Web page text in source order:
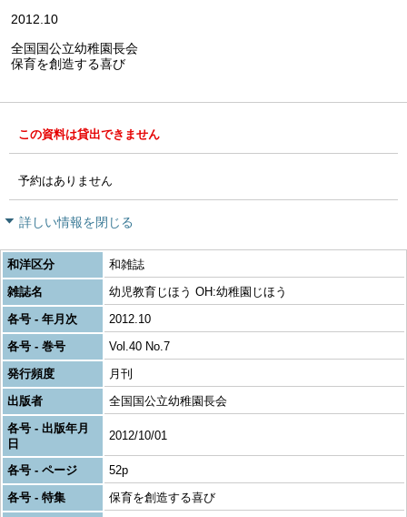
2012.10
全国国公立幼稚園長会
保育を創造する喜び
この資料は貸出できません
予約はありません
詳しい情報を閉じる
和洋区分
和雑誌
雑誌名
幼児教育じほう OH:幼稚園じほう
各号 - 年月次
2012.10
各号 - 巻号
Vol.40 No.7
発行頻度
月刊
出版者
全国国公立幼稚園長会
各号 - 出版年月
日
2012/10/01
各号 - ページ
52p
各号 - 特集
保育を創造する喜び